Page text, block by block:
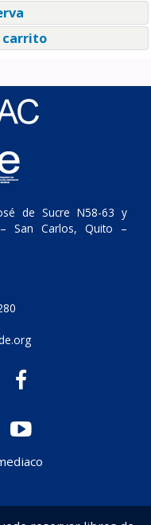
de Sucre N58-63 y
San Carlos, Quito –